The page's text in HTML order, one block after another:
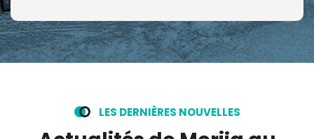
LES DERNIÈRES NOUVELLES